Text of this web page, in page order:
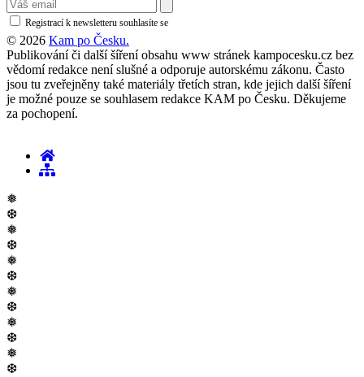
Registrací k newsletteru souhlasíte se
© 2026 Kam po Česku.
Publikování či další šíření obsahu www stránek kampocesku.cz bez
vědomí redakce není slušné a odporuje autorskému zákonu. Často
jsou tu zveřejněny také materiály třetích stran, kde jejich další šíření
je možné pouze se souhlasem redakce KAM po Česku. Děkujeme
za pochopení.
❅
❆
❅
❆
❅
❆
❅
❆
❅
❆
❅
❆